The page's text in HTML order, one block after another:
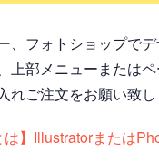
、フォトショップで
上部メニューまたは
れご注文をお願い致し
】Illustratorまたは